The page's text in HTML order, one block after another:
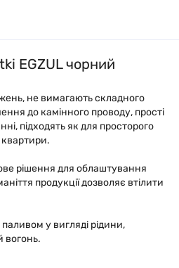
EGZUL чорний
не вимагають складного
до камінного проводу, прості
підходять як для просторого
квартири.
рішення для облаштування
продукції дозволяє втілити
у вигляді рідини,
вогонь.